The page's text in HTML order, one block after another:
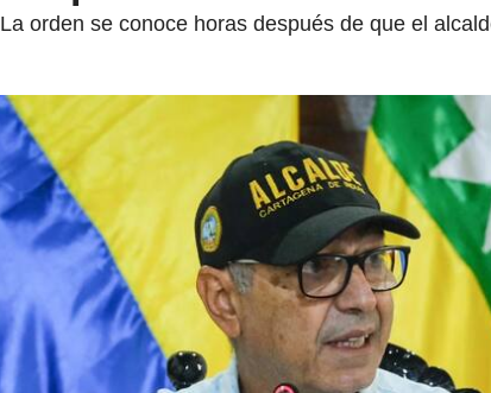
La orden se conoce horas después de que el